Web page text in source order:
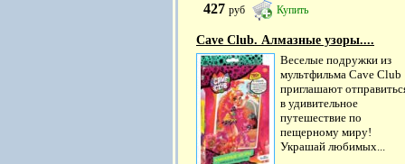
427 руб Купить
Cave Club. Алмазные узоры....
Веселые подружки из
мультфильма Cave Club
приглашают
в удивительное
путешествие по
пещерному миру!
Украшай любимых...